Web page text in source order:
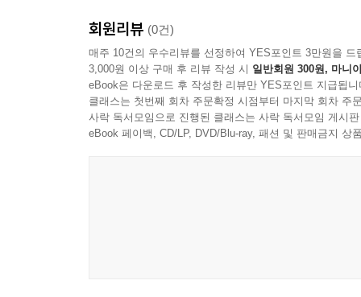
회원리뷰 (0건)
매주 10건의 우수리뷰를 선정하여 YES포인트 3만원을 드
3,000원 이상 구매 후 리뷰 작성 시 일반회원 300원, 마니
eBook은 다운로드 후 작성한 리뷰만 YES포인트 지급됩니
클래스는 첫번째 회차 주문확정 시점부터 마지막 회차 주
사락 독서모임으로 진행된 클래스는 사락 독서모임 게시
eBook 페이백, CD/LP, DVD/Blu-ray, 패션 및 판매금지 상